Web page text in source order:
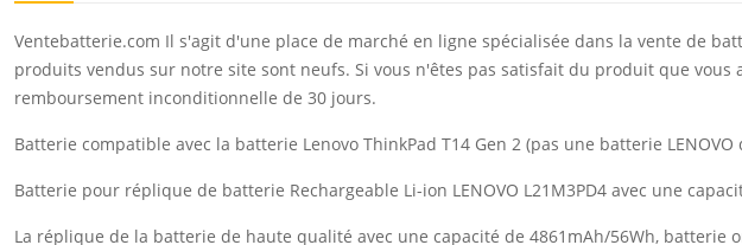
Ventebatterie.com Il s'agit d'une place de marché en ligne spécialisée dans la vente de
produits vendus sur notre site sont neufs. Si vous n'êtes pas satisfait du produit que vous
remboursement inconditionnelle de 30 jours.
Batterie compatible avec la batterie Lenovo ThinkPad T14 Gen 2 (pas une batterie LENOVO
Batterie pour réplique de batterie Rechargeable Li-ion LENOVO L21M3PD4 avec une
La réplique de la batterie de haute qualité avec une capacité de 4861mAh/56Wh, batterie